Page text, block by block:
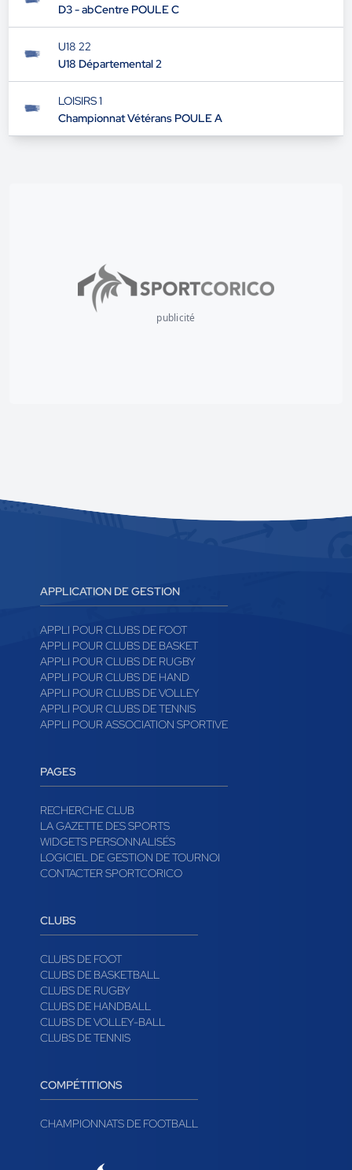
D3 - abCentre POULE C
U18 22
U18 Départemental 2
LOISIRS 1
Championnat Vétérans POULE A
publicité
APPLICATION DE GESTION
APPLI POUR CLUBS DE FOOT
APPLI POUR CLUBS DE BASKET
APPLI POUR CLUBS DE RUGBY
APPLI POUR CLUBS DE HAND
APPLI POUR CLUBS DE VOLLEY
APPLI POUR CLUBS DE TENNIS
APPLI POUR ASSOCIATION SPORTIVE
PAGES
RECHERCHE CLUB
LA GAZETTE DES SPORTS
WIDGETS PERSONNALISÉS
LOGICIEL DE GESTION DE TOURNOI
CONTACTER SPORTCORICO
CLUBS
CLUBS DE FOOT
CLUBS DE BASKETBALL
CLUBS DE RUGBY
CLUBS DE HANDBALL
CLUBS DE VOLLEY-BALL
CLUBS DE TENNIS
COMPÉTITIONS
CHAMPIONNATS DE FOOTBALL